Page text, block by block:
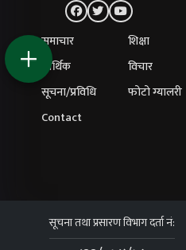
समाचार
शिक्षा
आर्थिक
विचार
सूचना/प्रविधि
फोटो ग्यालरी
Contact
सूचना तथा प्रसारण विभाग दर्ता नं: